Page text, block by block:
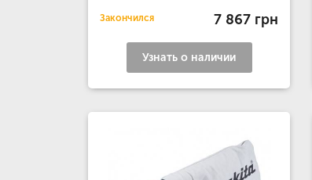
Закончился 7 867 грн
Узнать о наличии